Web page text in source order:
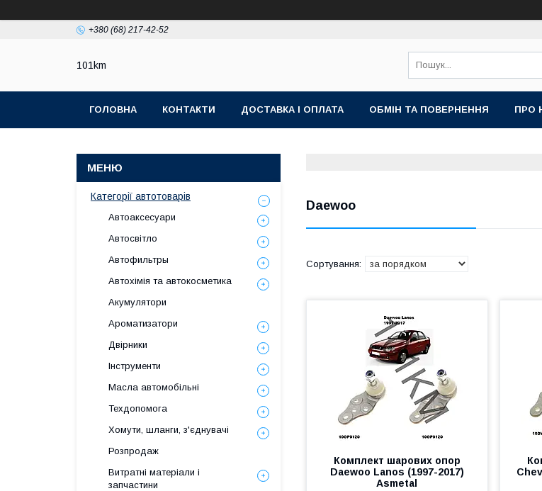
+380 (68) 217-42-52
101km
ГОЛОВНА КОНТАКТИ ДОСТАВКА І ОПЛАТА ОБМІН ТА ПОВЕРНЕННЯ ПРО
Daewoo
Комплект шарових опор
Daewoo Lanos (1997-2017)
Asmetal
Категорії автотоварів
Автоаксесуари
Автосвітло
Автофильтры
Автохімія та автокосметика
Акумулятори
Ароматизатори
Двірники
Інструменти
Масла автомобільні
Техдопомога
Хомути, шланги, з'єднувачі
Розпродаж
Витратні матеріали і
запчастини